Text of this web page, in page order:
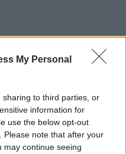
My Personal
to third parties, or
information for
use the below opt-out
Please note that after your
may continue seeing